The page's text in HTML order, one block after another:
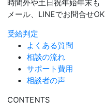
時間外や土日祝年始年末も
メール、LINEでお問合せOK
受給判定
よくある質問
相談の流れ
サポート費用
相談者の声
CONTENTS